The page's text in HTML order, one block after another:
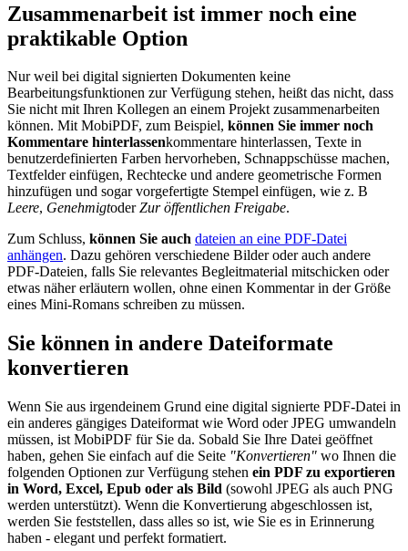
Zusammenarbeit ist immer noch eine
praktikable Option
Nur weil bei digital signierten Dokumenten keine
Bearbeitungsfunktionen zur Verfügung stehen, heißt das nicht, dass
Sie nicht mit Ihren Kollegen an einem Projekt zusammenarbeiten
können. Mit MobiPDF, zum Beispiel, können Sie immer noch
Kommentare hinterlassenkommentare hinterlassen, Texte in
benutzerdefinierten Farben hervorheben, Schnappschüsse machen,
Textfelder einfügen, Rechtecke und andere geometrische Formen
hinzufügen und sogar vorgefertigte Stempel einfügen, wie z. B
Leere, GenehmigtoderZur öffentlichen Freigabe.
Zum Schluss, können Sie auch dateien an eine PDF-Datei
anhängen. Dazu gehören verschiedene Bilder oder auch andere
PDF-Dateien, falls Sie relevantes Begleitmaterial mitschicken oder
etwas näher erläutern wollen, ohne einen Kommentar in der Größe
eines Mini-Romans schreiben zu müssen.
Sie können in andere Dateiformate
konvertieren
Wenn Sie aus irgendeinem Grund eine digital signierte PDF-Datei in
ein anderes gängiges Dateiformat wie Word oder JPEG umwandeln
müssen, ist MobiPDF für Sie da. Sobald Sie Ihre Datei geöffnet
haben, gehen Sie einfach auf die Seite "Konvertieren" wo Ihnen die
folgenden Optionen zur Verfügung stehen ein PDF zu exportieren
in Word, Excel, Epub oder als Bild (sowohl JPEG als auch PNG
werden unterstützt). Wenn die Konvertierung abgeschlossen ist,
werden Sie feststellen, dass alles so ist, wie Sie es in Erinnerung
haben - elegant und perfekt formatiert.